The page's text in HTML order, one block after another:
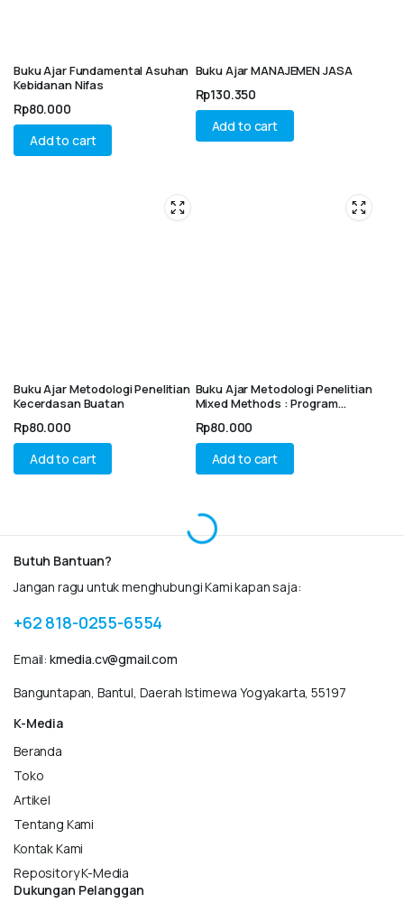
Buku Ajar Fundamental Asuhan
Kebidanan Nifas
Rp80.000
Add to cart
Buku Ajar MANAJEMEN JASA
Rp130.350
Add to cart
Buku Ajar Metodologi Penelitian
Kecerdasan Buatan
Rp80.000
Add to cart
Buku Ajar Metodologi Penelitian
Mixed Methods : Program
Manajemen & Akuntansi
Rp80.000
Add to cart
Butuh Bantuan?
Jangan ragu untuk menghubungi Kami kapan saja:
+62 818-0255-6554
Email: kmedia.cv@gmail.com
Banguntapan, Bantul, Daerah Istimewa Yogyakarta, 55197
K-Media
Beranda
Toko
Artikel
Tentang Kami
Kontak Kami
Repository K-Media
Dukungan Pelanggan